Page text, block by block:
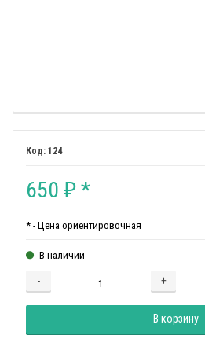
124
650 ₽*
* - Цена ориентировочная
В наличии
- +
Добавляется...
В корзину
Добавлен